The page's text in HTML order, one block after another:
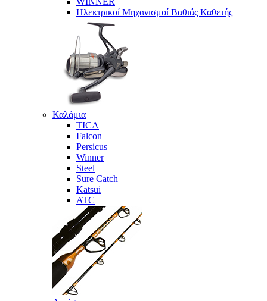
Ηλεκτρικοί Μηχανισμοί Βαθιάς Καθετής
Καλάμια
TICA
Falcon
Persicus
Winner
Steel
Sure Catch
Katsui
ATC